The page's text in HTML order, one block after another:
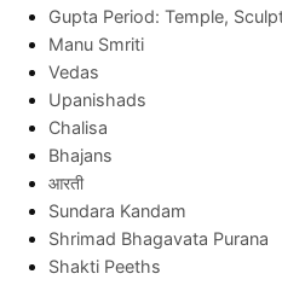
Gupta Period: Temple,
Manu Smriti
Vedas
Upanishads
Chalisa
Bhajans
आरती
Sundara Kandam
Shrimad Bhagavata Purana
Shakti Peeths